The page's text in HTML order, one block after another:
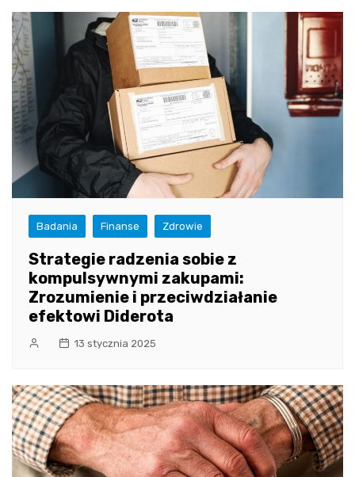
Badania Finanse Zdrowie
Strategie radzenia sobie z
kompulsywnymi zakupami:
Zrozumienie i przeciwdziałanie
efektowi Diderota
13 stycznia 2025